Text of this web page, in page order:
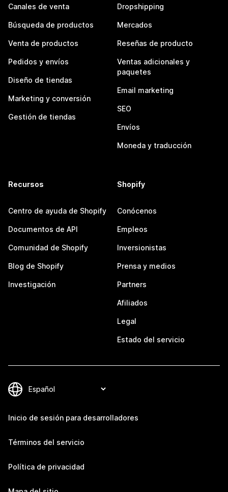
Canales de venta
Búsqueda de productos
Venta de productos
Pedidos y envíos
Diseño de tiendas
Marketing y conversión
Gestión de tiendas
Dropshipping
Mercados
Reseñas de producto
Ventas adicionales y
paquetes
Email marketing
SEO
Envíos
Moneda y traducción
Recursos
Centro de ayuda de Shopify
Documentos de API
Comunidad de Shopify
Blog de Shopify
Investigación
Shopify
Conócenos
Empleos
Inversionistas
Prensa y medios
Partners
Afiliados
Legal
Estado del servicio
Inicio de sesión para desarrolladores
Términos del servicio
Política de privacidad